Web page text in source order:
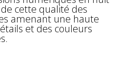
cette qualité des
amenant une haute
et des couleurs